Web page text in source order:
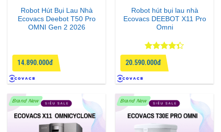
Robot Hút Bụi Lau Nhà
Ecovacs Deebot T50 Pro
OMNI Gen 2 2026
14.890.000đ
Robot hút bụi lau nhà
Ecovacs DEEBOT X11 Pro
Omni
Được xếp
hạng
4.33
5 sao
20.590.000đ
Brand New Brand New